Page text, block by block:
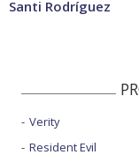
Santi Rodríguez
Verity
Resident Evil